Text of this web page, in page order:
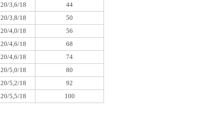
20/3,6/18
44
20/3,8/18
50
20/4,0/18
56
20/4,6/18
68
20/4,6/18
74
20/5,0/18
80
20/5,2/18
92
20/5,5/18 100